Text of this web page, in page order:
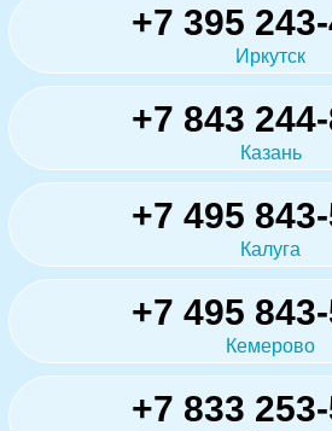
+7 395
Иркутск
+7 843
Казань
+7 495
Калуга
+7 495
Кемерово
+7 833